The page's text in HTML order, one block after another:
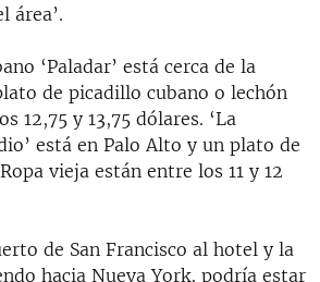
área’.
‘Paladar’ está cerca de la
de picadillo cubano o lechón
12,75 y 13,75 dólares. ‘La
está en Palo Alto y un plato de
vieja están entre los 11 y 12
de San Francisco al hotel y la
hacia Nueva York, podría estar